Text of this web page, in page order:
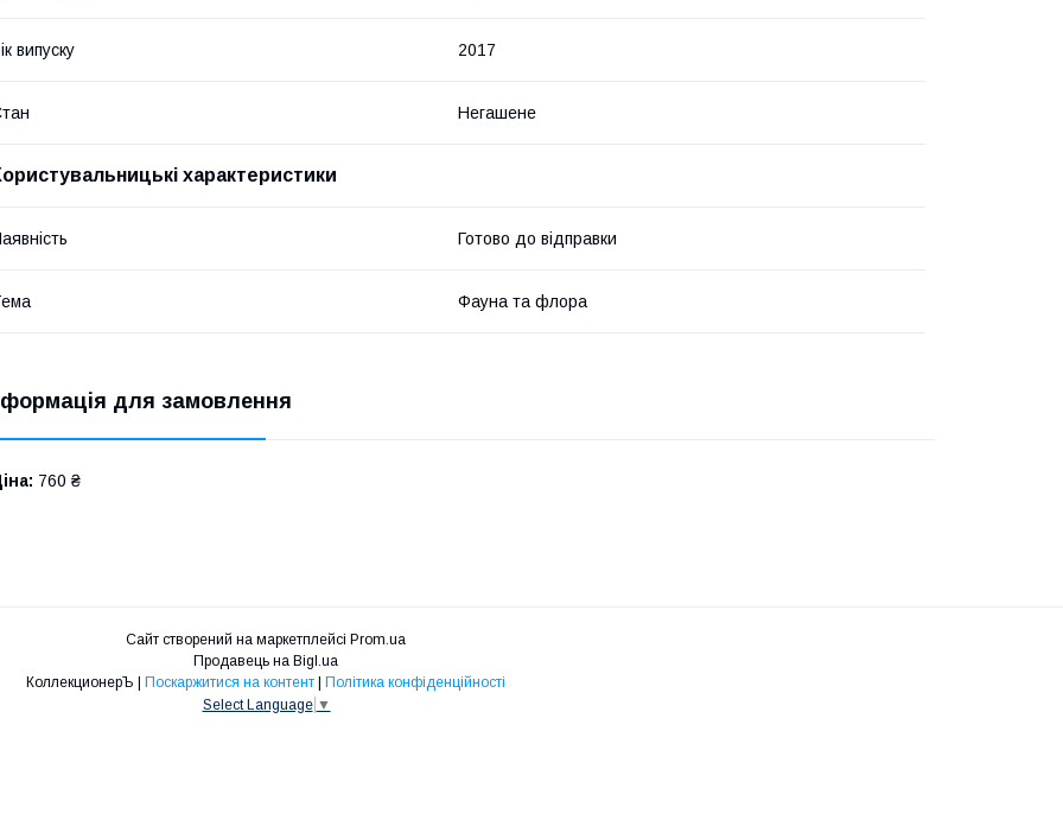
випуску 2017
Негашене
характеристики
Готово до відправки
Фауна та флора
для замовлення
760 ₴
Сайт створений на маркетплейсі Prom.ua
Продавець на Bigl.ua
Поскаржитися на контент
Політика конфіденційності
Select Language ▼